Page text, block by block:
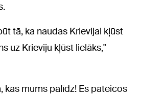
tā, ka naudas Krievijai kļūst
uz Krieviju kļūst lielāks,"
kas mums palīdz! Es pateicos